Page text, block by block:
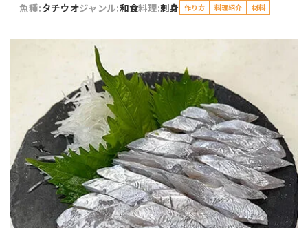
魚種:タチウオジャンル:和食料理:刺身 作り方 料理紹介 材料